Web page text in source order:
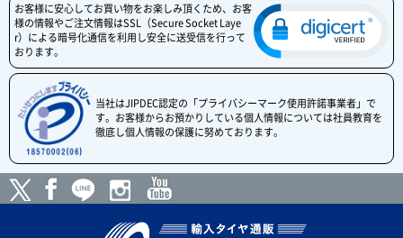
お客様に安心してお買い物をお楽しみ頂くため、お客
様の情報やご注文情報はSSL（Secure Socket Laye
r）による暗号化通信を利用し安全に送受信を行って
おります。
当社はJIPDEC認定の「プライバシーマーク使用許諾事業者」で
す。お客様からお預かりしている個人情報については社員教育を
徹底し個人情報の保護に努めております。